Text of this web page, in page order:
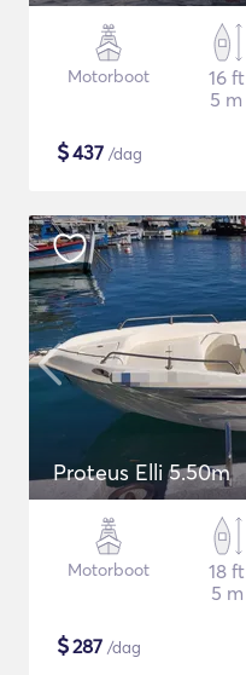
Motorboot
16 ft
5 m
$437 /dag
Proteus Elli 5.50m
Motorboot
18 ft
5 m
$287 /dag